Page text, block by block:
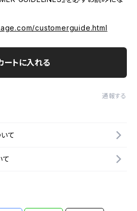
customerguide.html
ートに入れる
通報する
て
て